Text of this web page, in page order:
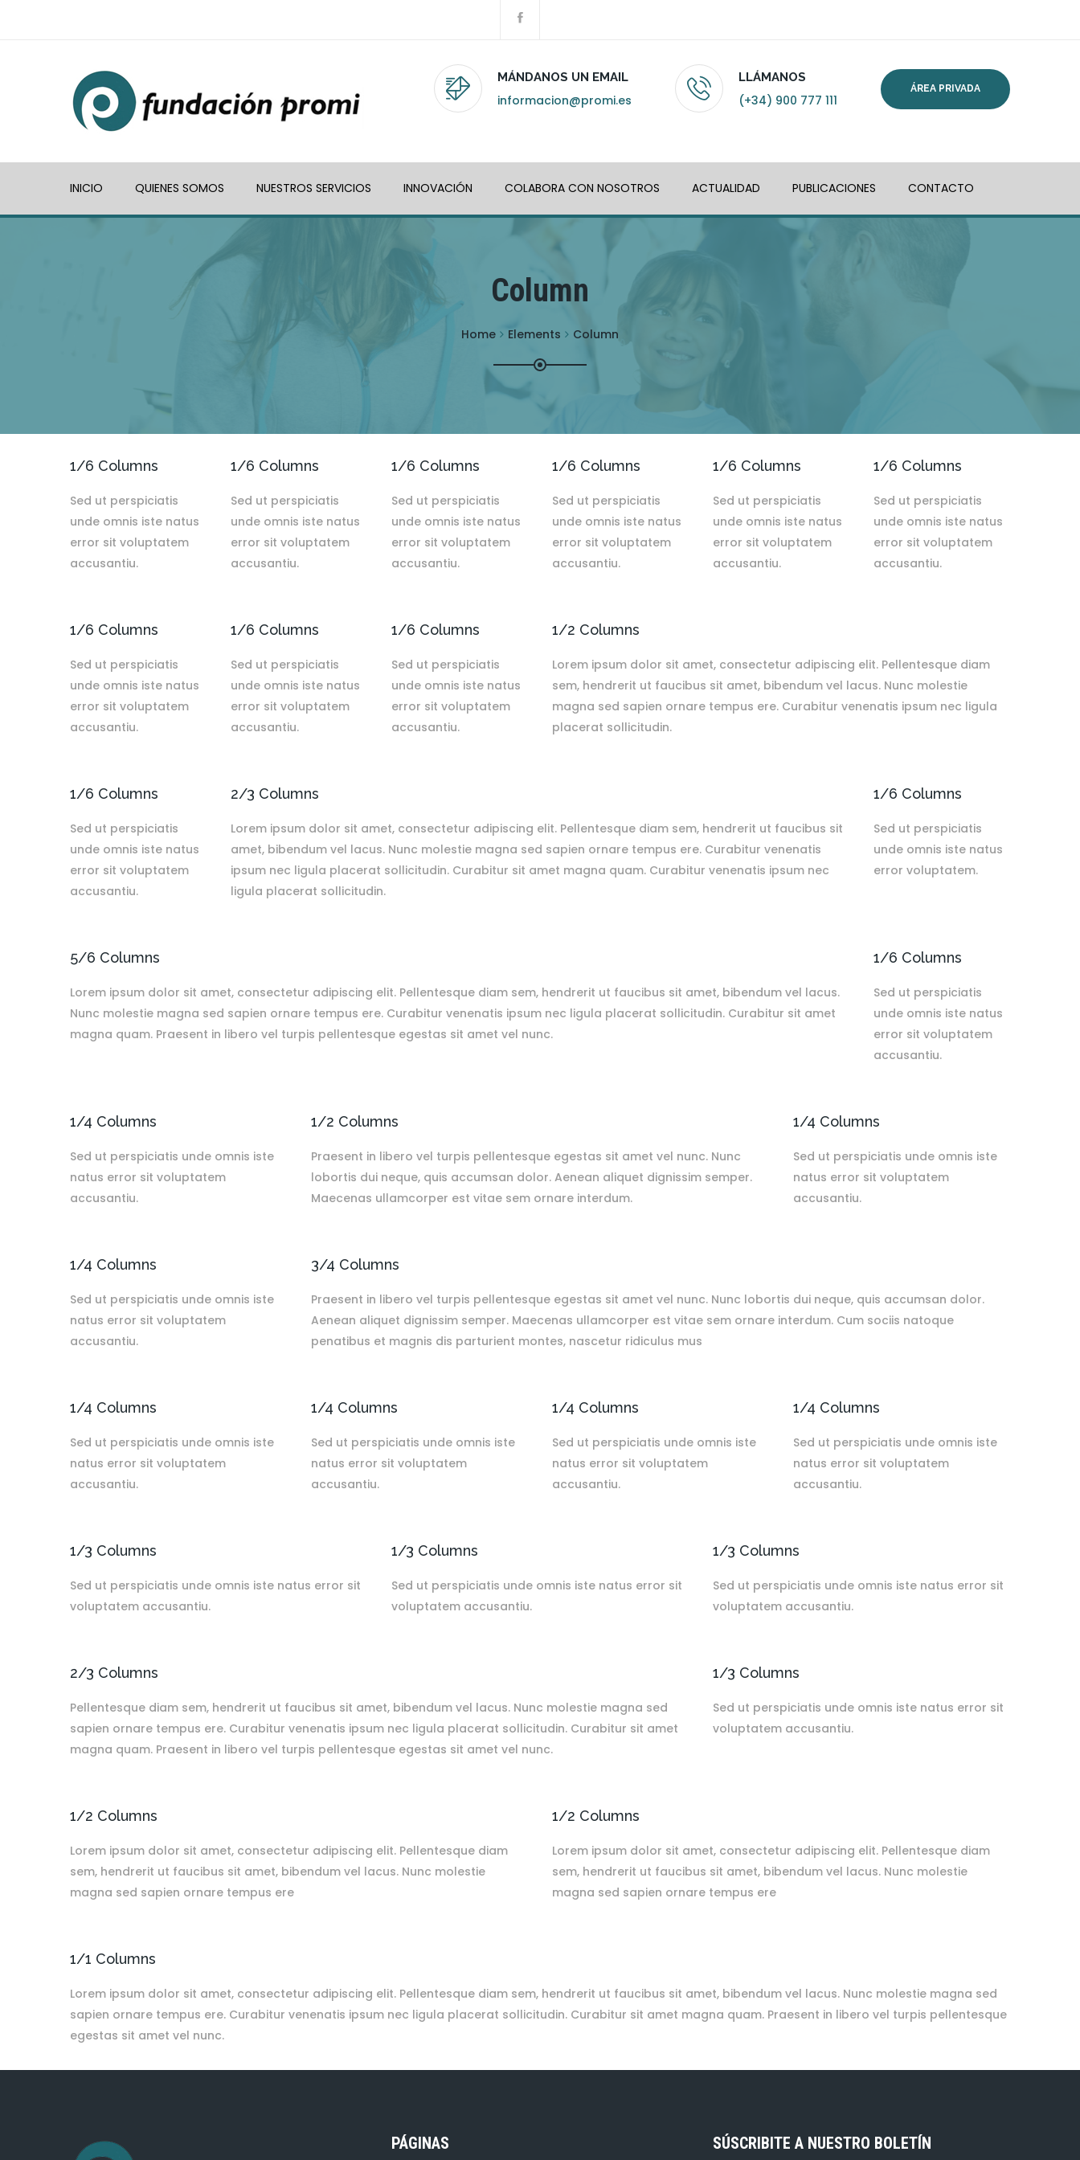
MÁNDANOS UN EMAIL
informacion@promi.es
LLÁMANOS
(+34) 900 777 111
ÁREA PRIVADA
INICIO QUIENES SOMOS NUESTROS SERVICIOS INNOVACIÓN COLABORA CON NOSOTROS ACTUALIDAD PUBLICACIONES CONTACTO
Column
Home Elements Column
1/6 Columns
Sed ut perspiciatis
unde omnis iste natus
error sit voluptatem
accusantiu.
1/6 Columns
Sed ut perspiciatis
unde omnis iste natus
error sit voluptatem
accusantiu.
1/6 Columns
Sed ut perspiciatis
unde omnis iste natus
error sit voluptatem
accusantiu.
1/6 Columns
Sed ut perspiciatis
unde omnis iste natus
error sit voluptatem
accusantiu.
1/6 Columns
Sed ut perspiciatis
unde omnis iste natus
error sit voluptatem
accusantiu.
1/6 Columns
Sed ut perspiciatis
unde omnis iste natus
error sit voluptatem
accusantiu.
1/6 Columns
Sed ut perspiciatis
unde omnis iste natus
error sit voluptatem
accusantiu.
1/6 Columns
Sed ut perspiciatis
unde omnis iste natus
error sit voluptatem
accusantiu.
1/6 Columns
Sed ut perspiciatis
unde omnis iste natus
error sit voluptatem
accusantiu.
1/2 Columns
Lorem ipsum dolor sit amet, consectetur adipiscing elit. Pellentesque diam
sem, hendrerit ut faucibus sit amet, bibendum vel lacus. Nunc molestie
magna sed sapien ornare tempus ere. Curabitur venenatis ipsum nec ligula
placerat sollicitudin.
1/6 Columns
Sed ut perspiciatis
unde omnis iste natus
error sit voluptatem
accusantiu.
2/3 Columns
Lorem ipsum dolor sit amet, consectetur adipiscing elit. Pellentesque diam sem, hendrerit ut faucibus sit
amet, bibendum vel lacus. Nunc molestie magna sed sapien ornare tempus ere. Curabitur venenatis
ipsum nec ligula placerat sollicitudin. Curabitur sit amet magna quam. Curabitur venenatis ipsum nec
ligula placerat sollicitudin.
1/6 Columns
Sed ut perspiciatis
unde omnis iste natus
error voluptatem.
5/6 Columns
Lorem ipsum dolor sit amet, consectetur adipiscing elit. Pellentesque diam sem, hendrerit ut faucibus sit amet, bibendum vel lacus.
Nunc molestie magna sed sapien ornare tempus ere. Curabitur venenatis ipsum nec ligula placerat sollicitudin. Curabitur sit amet
magna quam. Praesent in libero vel turpis pellentesque egestas sit amet vel nunc.
1/6 Columns
Sed ut perspiciatis
unde omnis iste natus
error sit voluptatem
accusantiu.
1/4 Columns
Sed ut perspiciatis unde omnis iste
natus error sit voluptatem
accusantiu.
1/2 Columns
Praesent in libero vel turpis pellentesque egestas sit amet vel nunc. Nunc
lobortis dui neque, quis accumsan dolor. Aenean aliquet dignissim semper.
Maecenas ullamcorper est vitae sem ornare interdum.
1/4 Columns
Sed ut perspiciatis unde omnis iste
natus error sit voluptatem
accusantiu.
1/4 Columns
Sed ut perspiciatis unde omnis iste
natus error sit voluptatem
accusantiu.
3/4 Columns
Praesent in libero vel turpis pellentesque egestas sit amet vel nunc. Nunc lobortis dui neque, quis accumsan dolor.
Aenean aliquet dignissim semper. Maecenas ullamcorper est vitae sem ornare interdum. Cum sociis natoque
penatibus et magnis dis parturient montes, nascetur ridiculus mus
1/4 Columns
Sed ut perspiciatis unde omnis iste
natus error sit voluptatem
accusantiu.
1/4 Columns
Sed ut perspiciatis unde omnis iste
natus error sit voluptatem
accusantiu.
1/4 Columns
Sed ut perspiciatis unde omnis iste
natus error sit voluptatem
accusantiu.
1/4 Columns
Sed ut perspiciatis unde omnis iste
natus error sit voluptatem
accusantiu.
1/3 Columns
Sed ut perspiciatis unde omnis iste natus error sit
voluptatem accusantiu.
1/3 Columns
Sed ut perspiciatis unde omnis iste natus error sit
voluptatem accusantiu.
1/3 Columns
Sed ut perspiciatis unde omnis iste natus error sit
voluptatem accusantiu.
2/3 Columns
Pellentesque diam sem, hendrerit ut faucibus sit amet, bibendum vel lacus. Nunc molestie magna sed
sapien ornare tempus ere. Curabitur venenatis ipsum nec ligula placerat sollicitudin. Curabitur sit amet
magna quam. Praesent in libero vel turpis pellentesque egestas sit amet vel nunc.
1/3 Columns
Sed ut perspiciatis unde omnis iste natus error sit
voluptatem accusantiu.
1/2 Columns
Lorem ipsum dolor sit amet, consectetur adipiscing elit. Pellentesque diam
sem, hendrerit ut faucibus sit amet, bibendum vel lacus. Nunc molestie
magna sed sapien ornare tempus ere
1/2 Columns
Lorem ipsum dolor sit amet, consectetur adipiscing elit. Pellentesque diam
sem, hendrerit ut faucibus sit amet, bibendum vel lacus. Nunc molestie
magna sed sapien ornare tempus ere
1/1 Columns
Lorem ipsum dolor sit amet, consectetur adipiscing elit. Pellentesque diam sem, hendrerit ut faucibus sit amet, bibendum vel lacus. Nunc molestie magna sed
sapien ornare tempus ere. Curabitur venenatis ipsum nec ligula placerat sollicitudin. Curabitur sit amet magna quam. Praesent in libero vel turpis pellentesque
egestas sit amet vel nunc.
PÁGINAS SÚSCRIBITE A NUESTRO BOLETÍN